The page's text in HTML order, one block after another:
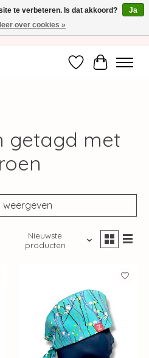
- Verzendkosten BE & NL SLECHTS
Verlanglijst
getagd met
weergeven
Nieuwste
producten
te verbeteren. Is dat akkoord?
Ja
over cookies »